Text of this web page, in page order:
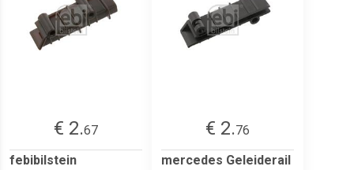
€ 2.67
febibilstein
€ 2.76
mercedes Geleiderail